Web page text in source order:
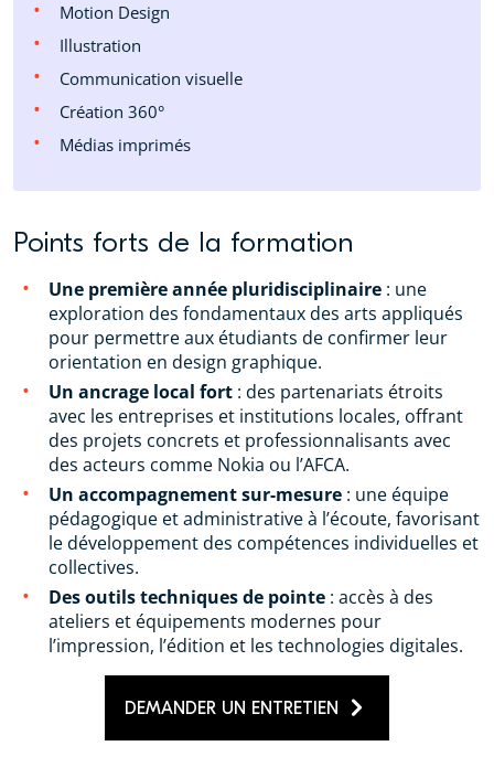
Motion Design
Illustration
Communication visuelle
Création 360°
Médias imprimés
Points forts de la formation
Une première année pluridisciplinaire : une
exploration des fondamentaux des arts appliqués
pour permettre aux étudiants de confirmer leur
orientation en design graphique.
Un ancrage local fort : des partenariats étroits
avec les entreprises et institutions locales, offrant
des projets concrets et professionnalisants avec
des acteurs comme Nokia ou l’AFCA.
Un accompagnement sur-mesure : une équipe
pédagogique et administrative à l’écoute, favorisant
le développement des compétences individuelles et
collectives.
Des outils techniques de pointe : accès à des
ateliers et équipements modernes pour
l’impression, l’édition et les technologies digitales.
DEMANDER UN ENTRETIEN